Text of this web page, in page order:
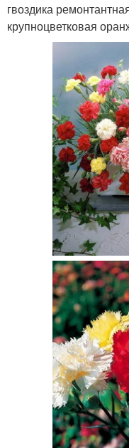
гвоздика
крупноцветковая